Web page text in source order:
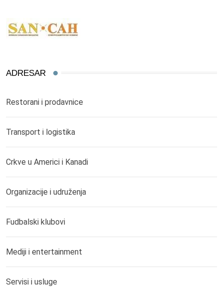
ADRESAR
Restorani i prodavnice
Transport i logistika
Crkve u Americi i Kanadi
Organizacije i udruženja
Fudbalski klubovi
Mediji i entertainment
Servisi i usluge